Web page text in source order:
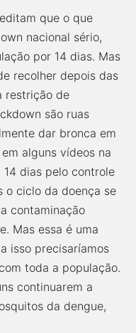
que o que
nacional sério,
por 14 dias. Mas
recolher depois das
restrição de
são ruas
dar bronca em
alguns vídeos na
14 dias pelo controle
o ciclo da doença se
contaminação
Mas essa é uma
isso precisaríamos
toda a população.
continuarem a
da dengue,